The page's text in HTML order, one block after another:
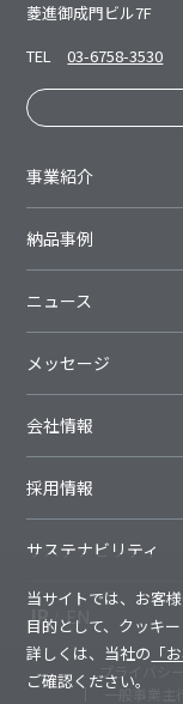
菱進御成⾨ビル7F
TEL
03-6758-3530
事業紹介
納品事例
ニュース
メッセージ
会社情報
採用情報
サステナビリティ
JP EN
プライバシ
一般事業主
当サイトでは、お客
目的として、クッキ
詳しくは、当社の 「
ご確認ください。